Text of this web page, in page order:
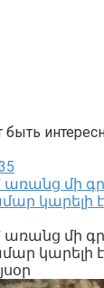
մի
կարելի
մի
կարելի